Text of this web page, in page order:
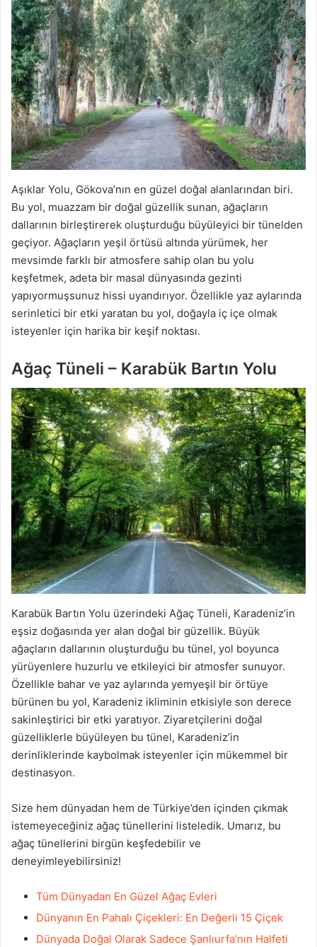
Aşıklar Yolu, Gökova’nın en güzel doğal alanlarından biri.
Bu yol, muazzam bir doğal güzellik sunan, ağaçların
dallarının birleştirerek oluşturduğu büyüleyici bir tünelden
geçiyor. Ağaçların yeşil örtüsü altında yürümek, her
mevsimde farklı bir atmosfere sahip olan bu yolu
keşfetmek, adeta bir masal dünyasında gezinti
yapıyormuşsunuz hissi uyandırıyor. Özellikle yaz aylarında
serinletici bir etki yaratan bu yol, doğayla iç içe olmak
isteyenler için harika bir keşif noktası.
Ağaç Tüneli – Karabük Bartın Yolu
Karabük Bartın Yolu üzerindeki Ağaç Tüneli, Karadeniz’in
eşsiz doğasında yer alan doğal bir güzellik. Büyük
ağaçların dallarının oluşturduğu bu tünel, yol boyunca
yürüyenlere huzurlu ve etkileyici bir atmosfer sunuyor.
Özellikle bahar ve yaz aylarında yemyeşil bir örtüye
bürünen bu yol, Karadeniz ikliminin etkisiyle son derece
sakinleştirici bir etki yaratıyor. Ziyaretçilerini doğal
güzelliklerle büyüleyen bu tünel, Karadeniz’in
derinliklerinde kaybolmak isteyenler için mükemmel bir
destinasyon.
Size hem dünyadan hem de Türkiye’den içinden çıkmak
istemeyeceğiniz ağaç tünellerini listeledik. Umarız, bu
ağaç tünellerini birgün keşfedebilir ve
deneyimleyebilirsiniz!
Tüm Dünyadan En Güzel Ağaç Evleri
Dünyanın En Pahalı Çiçekleri: En Değerli 15 Çiçek
Dünyada Doğal Olarak Sadece Şanlıurfa’nın Halfeti